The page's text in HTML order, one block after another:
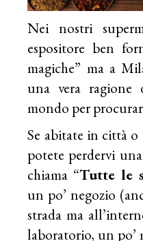
Nei nostri
espositore ben
magiche” ma a
una vera
mondo per
Se abitate in città
potete perdervi
chiama “Tutte le
un po’ negozio
strada ma
laboratorio, un po’